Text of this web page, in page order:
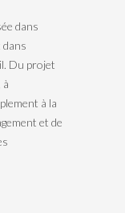
dans
dans
Du projet
à
à la
et de